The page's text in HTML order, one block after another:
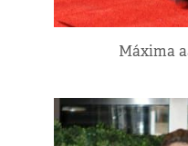
Máxima